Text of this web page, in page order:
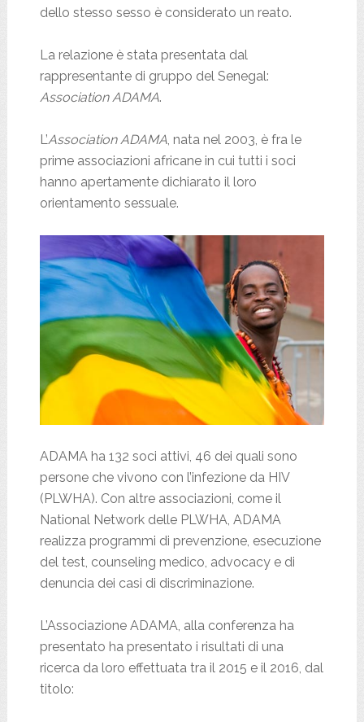
dello stesso sesso è considerato un reato.
La relazione è stata presentata dal
rappresentante di gruppo del Senegal:
Association ADAMA.
L’Association ADAMA, nata nel 2003, è fra le
prime associazioni africane in cui tutti i soci
hanno apertamente dichiarato il loro
orientamento sessuale.
ADAMA ha 132 soci attivi, 46 dei quali sono
persone che vivono con l’infezione da HIV
(PLWHA). Con altre associazioni, come il
National Network delle PLWHA, ADAMA
realizza programmi di prevenzione, esecuzione
del test, counseling medico, advocacy e di
denuncia dei casi di discriminazione.
L’Associazione ADAMA, alla conferenza ha
presentato ha presentato i risultati di una
ricerca da loro effettuata tra il 2015 e il 2016, dal
titolo: